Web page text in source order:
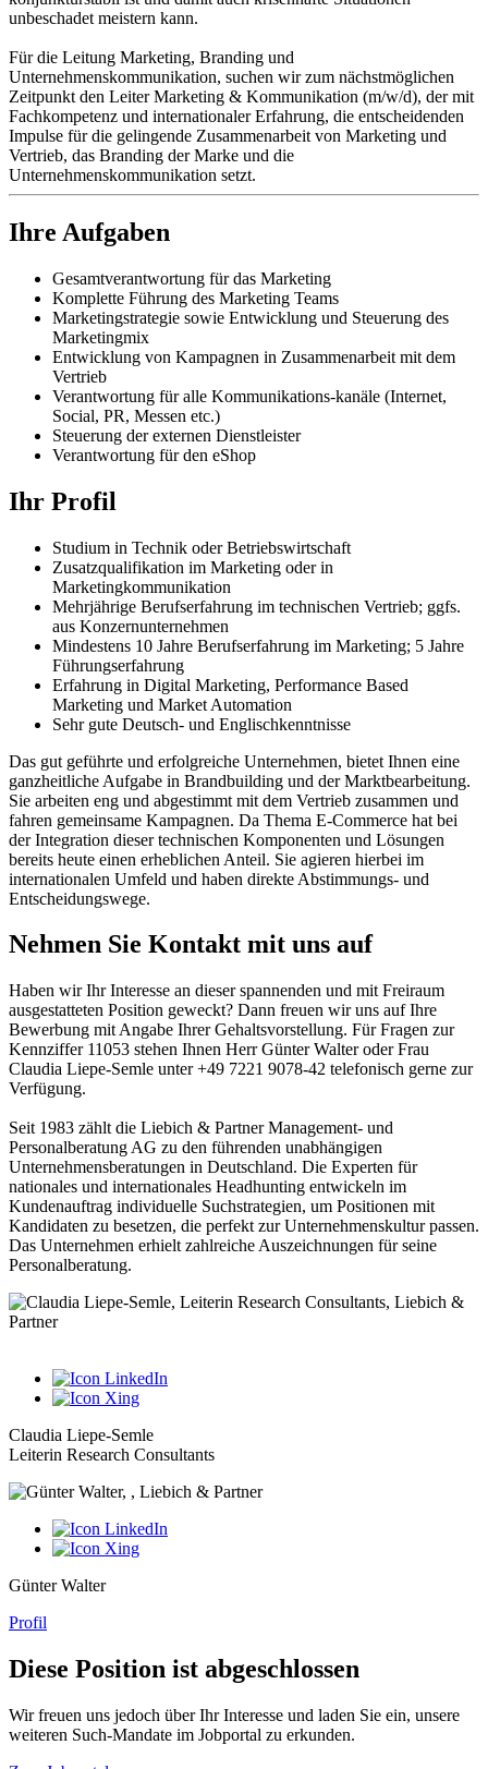
unbeschadet meistern kann.
Für die Leitung Marketing, Branding und
Unternehmenskommunikation, suchen wir zum nächstmöglichen
Zeitpunkt den Leiter Marketing & Kommunikation (m/w/d), der mit
Fachkompetenz und internationaler Erfahrung, die entscheidenden
Impulse für die gelingende Zusammenarbeit von Marketing und
Vertrieb, das Branding der Marke und die
Unternehmenskommunikation setzt.
Ihre Aufgaben
Gesamtverantwortung für das Marketing
Komplette Führung des Marketing Teams
Marketingstrategie sowie Entwicklung und Steuerung des
Marketingmix
Entwicklung von Kampagnen in Zusammenarbeit mit dem
Vertrieb
Verantwortung für alle Kommunikations-kanäle (Internet,
Social, PR, Messen etc.)
Steuerung der externen Dienstleister
Verantwortung für den eShop
Ihr Profil
Studium in Technik oder Betriebswirtschaft
Zusatzqualifikation im Marketing oder in
Marketingkommunikation
Mehrjährige Berufserfahrung im technischen Vertrieb; ggfs.
aus Konzernunternehmen
Mindestens 10 Jahre Berufserfahrung im Marketing; 5 Jahre
Führungserfahrung
Erfahrung in Digital Marketing, Performance Based
Marketing und Market Automation
Sehr gute Deutsch- und Englischkenntnisse
Das gut geführte und erfolgreiche Unternehmen, bietet Ihnen eine
ganzheitliche Aufgabe in Brandbuilding und der Marktbearbeitung.
Sie arbeiten eng und abgestimmt mit dem Vertrieb zusammen und
fahren gemeinsame Kampagnen. Da Thema E-Commerce hat bei
der Integration dieser technischen Komponenten und Lösungen
bereits heute einen erheblichen Anteil. Sie agieren hierbei im
internationalen Umfeld und haben direkte Abstimmungs- und
Entscheidungswege.
Nehmen Sie Kontakt mit uns auf
Haben wir Ihr Interesse an dieser spannenden und mit Freiraum
ausgestatteten Position geweckt? Dann freuen wir uns auf Ihre
Bewerbung mit Angabe Ihrer Gehaltsvorstellung. Für Fragen zur
Kennziffer 11053 stehen Ihnen Herr Günter Walter oder Frau
Claudia Liepe-Semle unter +49 7221 9078-42 telefonisch gerne zur
Verfügung.
Seit 1983 zählt die Liebich & Partner Management- und
Personalberatung AG zu den führenden unabhängigen
Unternehmensberatungen in Deutschland. Die Experten für
nationales und internationales Headhunting entwickeln im
Kundenauftrag individuelle Suchstrategien, um Positionen mit
Kandidaten zu besetzen, die perfekt zur Unternehmenskultur passen.
Das Unternehmen erhielt zahlreiche Auszeichnungen für seine
Personalberatung.
Claudia Liepe-Semle
Leiterin Research Consultants
Günter Walter
Profil
Diese Position ist abgeschlossen
Wir freuen uns jedoch über Ihr Interesse und laden Sie ein, unsere
weiteren Such-Mandate im Jobportal zu erkunden.